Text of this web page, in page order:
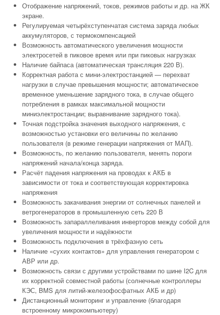
Отображение напряжений, токов, режимов работы и др. на ЖК
экране.
Регулируемая четырёхступенчатая система заряда любых
аккумуляторов, с термокомпенсацией
Возможность автоматического увеличения мощности
электросетей в пиковое время или при пиковых нагрузках
Наличие байпаса (автоматическая трансляция 220 В).
Корректная работа с мини-электростанцией — перехват
нагрузки в случае превышения мощности; автоматическое
временное уменьшение зарядного тока, в случае общего
потребления в рамках максимальной мощности
миниэлектростанции; выравнивание зарядного тока).
Точная подстройка значения выходного напряжения, с
возможностью установки его величины по желанию
пользователя (в режиме генерации напряжения от МАП).
Возможность, по желанию пользователя, менять пороги
напряжений начала/конца заряда.
Расчёт падения напряжения на проводах к АКБ в
зависимости от тока и соответствующая корректировка
напряжения
Возможность закачивания энергии от солнечных панелей и
ветрогенераторов в промышленную сеть 220 В
Возможность запараллеливания инверторов между собой для
увеличения мощности и надёжности
Возможность подключения в трёхфазную сеть
Наличие «сухих контактов» для управления генератором с
АВР или др.
Возможность связи с другими устройствами по шине I2C для
их корректной совместной работы (солнечные контроллеры
КЭС, BMS для литий-железофосфатных АКБ и др)
Дистанционный мониторинг и управление (благодаря
встроенному микрокомпьютеру)